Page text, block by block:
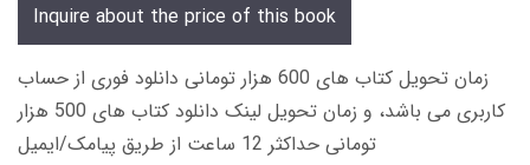
Inquire about the price of this book
زمان تحویل کتاب های 600 هزار تومانی دانلود فوری از حساب
کاربری می باشد، و زمان تحویل لینک دانلود کتاب های 500 هزار
تومانی حداکثر 12 ساعت از طریق پیامک/ایمیل